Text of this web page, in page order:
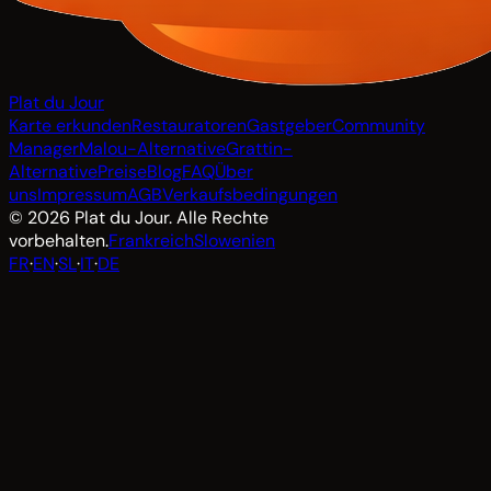
Plat du Jour
Karte erkundenRestauratorenGastgeberCommunity
ManagerMalou-AlternativeGrattin-
AlternativePreiseBlogFAQÜber
unsImpressumAGBVerkaufsbedingungen
© 2026 Plat du Jour. Alle Rechte
vorbehalten.FrankreichSlowenien
FR·EN·SL·IT·DE